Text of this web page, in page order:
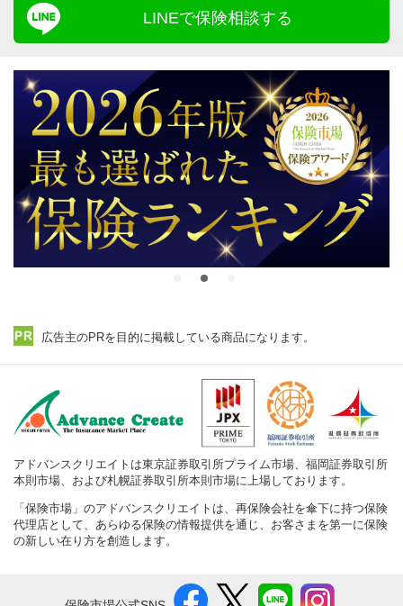
LINEで保険相談する
広告主のPRを目的に掲載している商品になります。
アドバンスクリエイトは東京証券取引所プライム市場、福岡証券取引所
本則市場、および札幌証券取引所本則市場に上場しております。
「保険市場」のアドバンスクリエイトは、再保険会社を傘下に持つ保険
代理店として、あらゆる保険の情報提供を通じ、お客さまを第一に保険
の新しい在り方を創造します。